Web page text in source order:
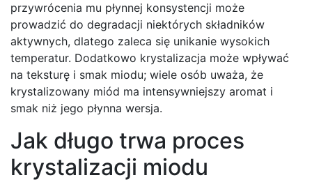
przywrócenia mu płynnej konsystencji może
prowadzić do degradacji niektórych składników
aktywnych, dlatego zaleca się unikanie wysokich
temperatur. Dodatkowo krystalizacja może wpływać
na teksturę i smak miodu; wiele osób uważa, że
krystalizowany miód ma intensywniejszy aromat i
smak niż jego płynna wersja.
Jak długo trwa proces
krystalizacji miodu